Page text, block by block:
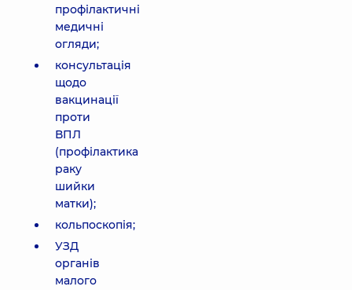
профілактичні
медичні
огляди;
консультація
щодо
вакцинації
проти
ВПЛ
(профілактика
раку
шийки
матки);
кольпоскопія;
УЗД
органів
малого